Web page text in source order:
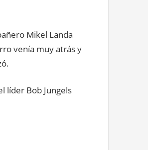
Mikel Landa
venía muy atrás y
líder Bob Jungels